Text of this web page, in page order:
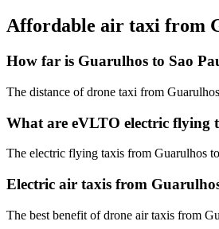
Affordable air taxi from
How far is Guarulhos to Sao
The distance of drone taxi from
What are eVLTO electric flying
The electric flying taxis from Guarulhos
Electric air taxis from
The best benefit of drone air taxis from